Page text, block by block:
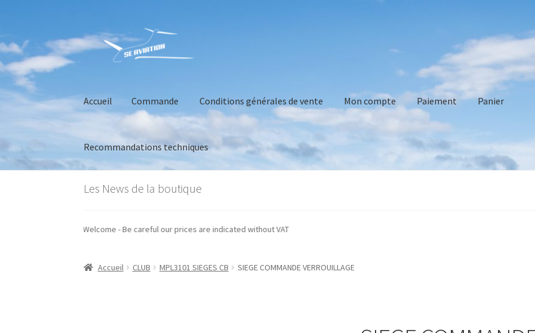
Aller
à
Aller
au
contenu
Accueil Commande Conditions générales de vente Mon compte Paiement Panier
Recommandations techniques
AccueilCommandeConditions générales de vente
Les News de la boutique
prix sont indiqués hors taxes - Welcome - Be careful our prices are indicated without VAT
Accueil CLUB MPL3101 SIEGES CB SIEGE COMMANDE VERROUILLAGE